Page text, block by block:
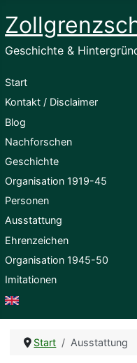
Geschichte &
Start
Kontakt / Disclaimer
Blog
Nachforschen
Geschichte
Organisation 1919-45
Personen
Ausstattung
Ehrenzeichen
Organisation 1945-50
Imitationen
English
Start Ausstattung